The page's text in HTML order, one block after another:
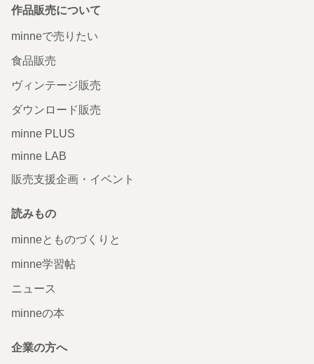
作品販売について
minneで売りたい
食品販売
ヴィンテージ販売
ダウンロード販売
minne PLUS
minne LAB
販売支援企画・イベント
読みもの
minneとものづくりと
minne学習帖
ニュース
minneの本
企業の方へ